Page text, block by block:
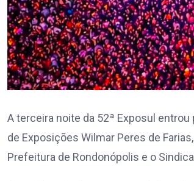
A terceira noite da 52ª Exposul
de Exposições Wilmar Peres de
Prefeitura de Rondonópolis e o